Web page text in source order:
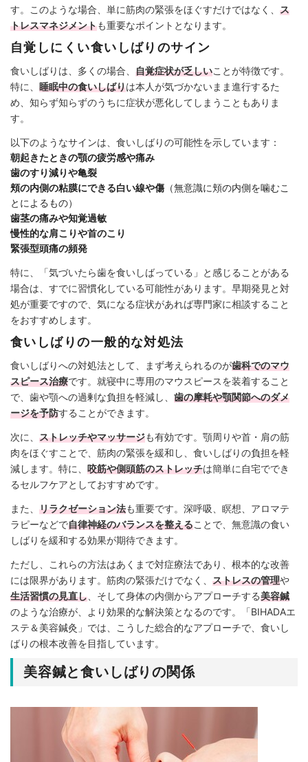
す。このような場合、単に筋肉の緊張をほぐすだけではなく、 ス
トレスマネジメントも重要なポイントとなります。
自覚しにくい食いしばりのサイン
食いしばりは、多くの場合、 自覚症状が乏しいことが特徴です。
特に、 睡眠中の食いしばりは本人が気づかないまま進行するた
め、知らず知らずのうちに症状が悪化してしまうこともありま
す。
以下のようなサインは、食いしばりの可能性を示しています：
朝起きたときの顎の疲労感や痛み
歯のすり減りや亀裂
頬の内側の粘膜にできる白い線や傷 （無意識に頬の内側を噛むこ
とによるもの）
歯茎の痛みや知覚過敏
慢性的な肩こりや首のこり
緊張型頭痛の頻発
特に、「気づいたら歯を食いしばっている」と感じることがある
場合は、すでに習慣化している可能性があります。早期発見と対
処が重要ですので、気になる症状があれば専門家に相談すること
をおすすめします。
食いしばりの一般的な対処法
食いしばりへの対処法として、まず考えられるのが歯科でのマウ
スピース治療です。就寝中に専用のマウスピースを装着すること
で、歯や顎への過剰な負担を軽減し、 歯の摩耗や顎関節へのダメ
ージを予防することができます。
次に、 ストレッチやマッサージも有効です。顎周りや首・肩の筋
肉をほぐすことで、筋肉の緊張を緩和し、食いしばりの負担を軽
減します。特に、 咬筋や側頭筋のストレッチは簡単に自宅ででき
るセルフケアとしておすすめです。
また、 リラクゼーション法も重要です。深呼吸、瞑想、アロマテ
ラピーなどで自律神経のバランスを整えることで、無意識の食い
しばりを緩和する効果が期待できます。
ただし、これらの方法はあくまで対症療法であり、根本的な改善
には限界があります。筋肉の緊張だけでなく、 ストレスの管理や
生活習慣の見直し 、そして身体の内側からアプローチする美容鍼
のような治療が、より効果的な解決策となるのです。「BIHADAエ
ステ＆美容鍼灸」では、こうした総合的なアプローチで、食いし
ばりの根本改善を目指しています。
美容鍼と食いしばりの関係